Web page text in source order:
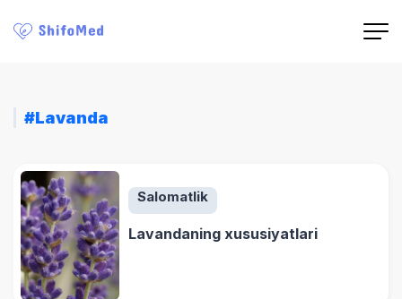
#Lavanda
Salomatlik
Lavandaning xususiyatlari